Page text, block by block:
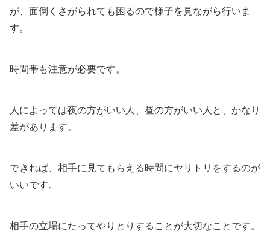
が、面倒くさがられても困るので様子を見ながら行いま
す。
時間帯も注意が必要です。
人によっては夜の方がいい人、昼の方がいい人と、かなり
差があります。
できれば、相手に見てもらえる時間にヤリトリをするのが
いいです。
相手の立場にたってやりとりすることが大切なことです。